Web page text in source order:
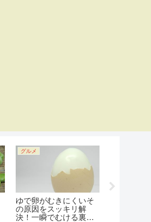
グルメ
ゆで卵がむきにくいそ
の原因をスッキリ解
決！一瞬でむける裏技